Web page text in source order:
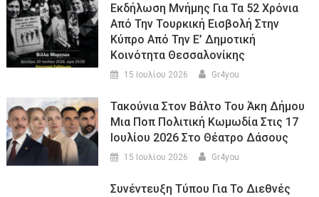
Εκδήλωση Μνήμης Για Τα 52 Χρόνια
Από Την Τουρκική Εισβολή Στην
Κύπρο Από Την Ε’ Δημοτική
Κοινότητα Θεσσαλονίκης
15 Ιουλίου 2026 Gr4you
Τακούνια Στον Βάλτο Του Άκη Δήμου
Μια Ποπ Πολιτική Κωμωδία Στις 17
Ιουλίου 2026 Στο Θέατρο Δάσους
15 Ιουλίου 2026 Gr4you
Συνέντευξη Τύπου Για Το Διεθνές